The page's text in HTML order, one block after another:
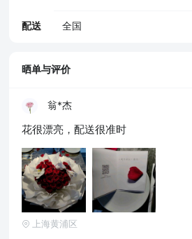
配送 全国
晒单与评价
翁*杰
花很漂亮，配送很准时
上海黄浦区